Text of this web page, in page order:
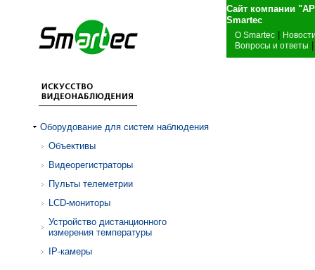
Сайт компании
О Smartec
Вопросы и ответы
Оборудование для систем наблюдения
Объективы
Видеорегистраторы
Пульты телеметрии
LCD-мониторы
Устройство дистанционного
измерения температуры
IP-камеры